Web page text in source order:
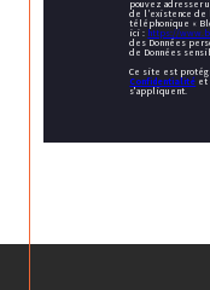
pouvez adresser
de l’existence de
téléphonique «
ici : https://
des Données
de Données
Ce site est
Confidentialité et
s'appliquent.